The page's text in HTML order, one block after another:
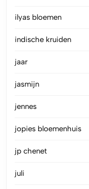
ilyas bloemen
indische kruiden
jaar
jasmijn
jennes
jopies bloemenhuis
jp chenet
juli